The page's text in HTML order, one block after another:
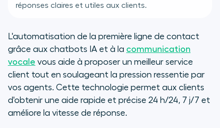
réponses claires et utiles aux clients.
L'automatisation de la première ligne de contact
grâce aux chatbots IA et à la communication
vocale vous aide à proposer un meilleur service
client tout en soulageant la pression ressentie par
vos agents. Cette technologie permet aux clients
d'obtenir une aide rapide et précise 24 h/24, 7 j/7 et
améliore la vitesse de réponse.